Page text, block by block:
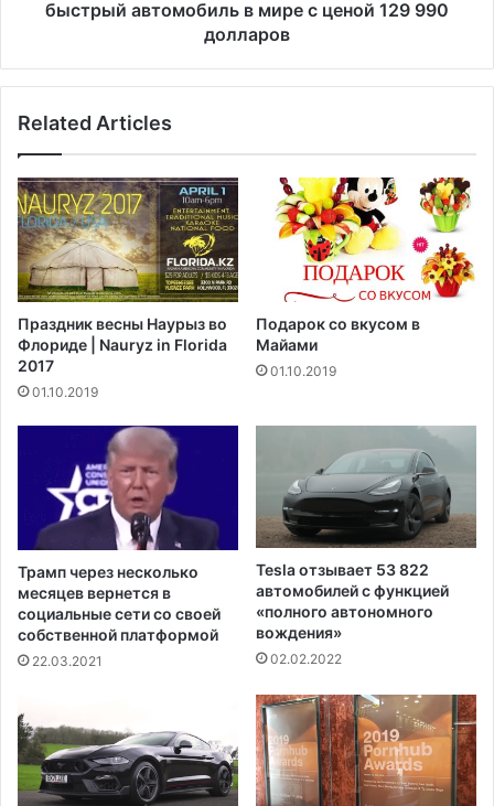
н
е
р
п
о
р
а
т
и
в
н
о
а
о
з
е
т
п
о
d
б
ю
т
и
р
у
е
т
к
а
к
б
ы
с
т
р
а
в
т
о
быстрый автомобиль в мире с ценой 129 990
долларов
Related Articles
Праздник весны Наурыз во
Флориде | Nauryz in Florida
2017
01.10.2019
Подарок со вкусом в
Майами
01.10.2019
Трамп через несколько
месяцев вернется в
социальные сети со своей
собственной платформой
22.03.2021
Tesla отзывает 53 822
автомобилей с функцией
«полного автономного
вождения»
02.02.2022